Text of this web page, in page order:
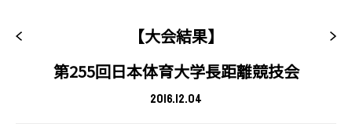
【大会結果】
第255回日本体育大学長距離競技会
2016.12.04